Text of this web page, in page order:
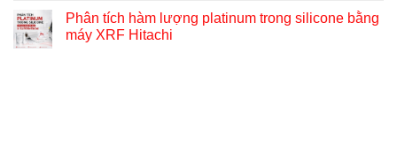
Phân tích hàm lượng platinum trong silicone bằng
máy XRF Hitachi